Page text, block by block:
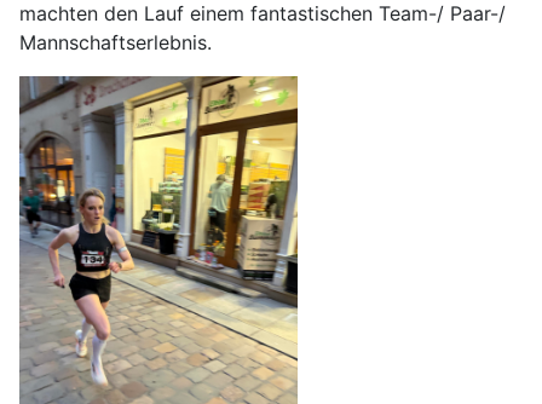
machten den Lauf einem fantastischen Team-/ Paar-/
Mannschaftserlebnis.